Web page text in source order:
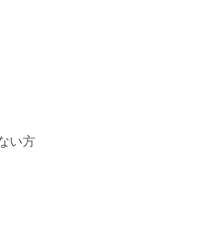
い方